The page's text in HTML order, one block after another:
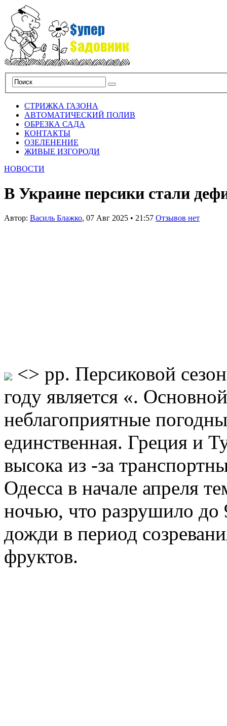
СТРИЖКА ГАЗОНА
АВТОМАТИЧЕСКИЙ ПОЛИВ
ОБРЕЗКА САДА
КОНТАКТЫ
ОЗЕЛЕНЕНИЕ
ЖИВЫЕ ИЗГОРОДИ
НОВОСТИ
В Украине персики стали
Автор: Василь Блажко, 07 Авг 2025 • 21:57 Отзывов нет
<> pp. Персиковой
году является «.
неблагоприятные
единственная. Греция и
высока из -за
Одесса в начале апреля
ночью, что разрушило до
дожди в период
фруктов.